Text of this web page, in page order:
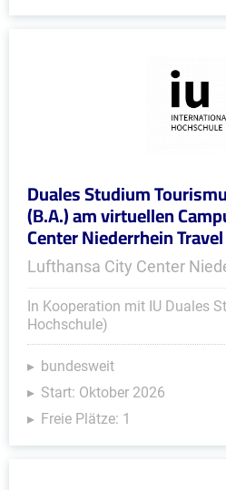
Duales Studium
(B.A.) am virtuellen
Center Niederrhein Travel
Lufthansa City Center
In Kooperation mit IU Duales
Hochschule)
bundesweit
Start: Oktober 2026
Freie Plätze: 1